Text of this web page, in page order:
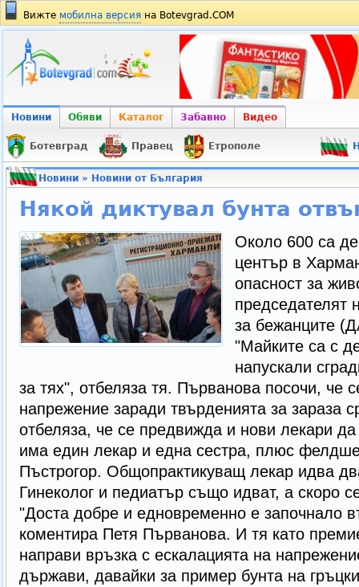
Вижте мобилна версия на Botevgrad.COM
Новини Обяви Каталог Забавно Видео
Ботевград Правец Етрополе
Новини» Новини от България
Някой диктувал бунта
Около 600 са
център в
опасност за
председателят
за бежанците
"Майките са с
напускали
за тях", отбеляза тя. Първанова посочи, че
напрежение заради твърденията за зараза
отбеляза, че се предвижда и нови лекари
има един лекар и една сестра, плюс
Пъстрогор. Общопрактикуващ лекар идва
Гинеколог и педиатър също идват, а скоро
"Доста добре и едновременно е започнало
коментира Петя Първанова. И тя като
направи връзка с ескалацията на
държави, давайки за пример бунта на